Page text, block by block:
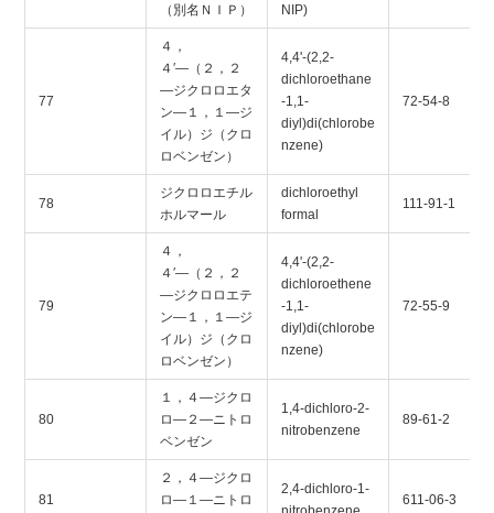
（別名ＮＩＰ）
NIP)
77
４，
４′―（２，２
―ジクロロエタ
ン―１，１―ジ
イル）ジ（クロ
ロベンゼン）
4,4'-(2,2-
dichloroethane
-1,1-
diyl)di(chlorobe
nzene)
72-54-8
78
ジクロロエチル
ホルマール
dichloroethyl
formal
111-91-1
79
４，
４′―（２，２
―ジクロロエテ
ン―１，１―ジ
イル）ジ（クロ
ロベンゼン）
4,4'-(2,2-
dichloroethene
-1,1-
diyl)di(chlorobe
nzene)
72-55-9
80
１，４―ジクロ
ロ―２―ニトロ
ベンゼン
1,4-dichloro-2-
nitrobenzene
89-61-2
81
２，４―ジクロ
ロ―１―ニトロ
2,4-dichloro-1-
611-06-3